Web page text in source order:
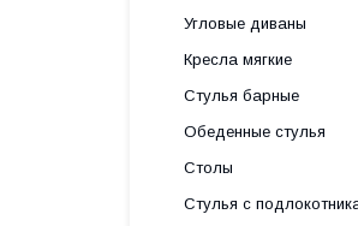
Угловые диваны
Кресла мягкие
Стулья барные
Обеденные стулья
Столы
Стулья с